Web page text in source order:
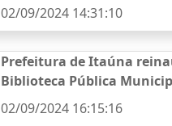
02/09/2024 14:31:10
Prefeitura de Itaúna
Biblioteca Pública
02/09/2024 16:15:16